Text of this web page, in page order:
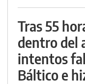
Tras 55
dentro del
intentos
Báltico e